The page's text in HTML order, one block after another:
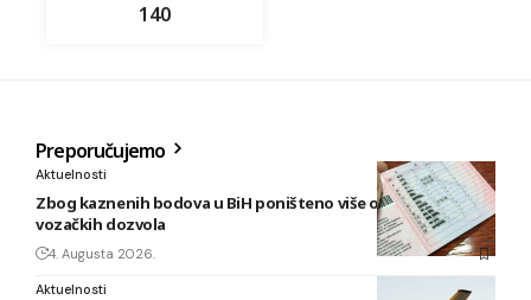
140
Preporučujemo
Aktuelnosti
Zbog kaznenih bodova u BiH poništeno više od 5.300
vozačkih dozvola
4. Augusta 2026.
Aktuelnosti